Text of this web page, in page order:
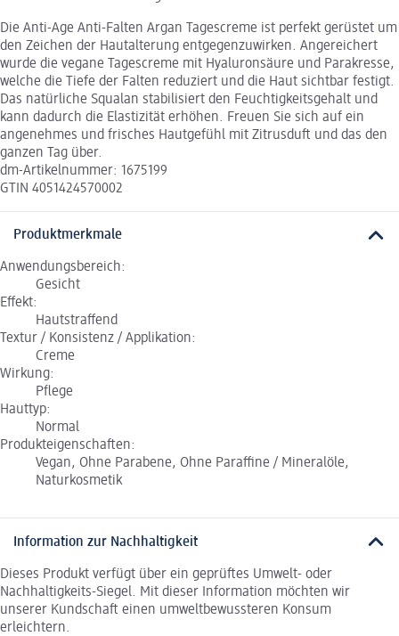
Die Anti-Age Anti-Falten Argan Tagescreme ist perfekt gerüstet um
den Zeichen der Hautalterung entgegenzuwirken. Angereichert
wurde die vegane Tagescreme mit Hyaluronsäure und Parakresse,
welche die Tiefe der Falten reduziert und die Haut sichtbar festigt.
Das natürliche Squalan stabilisiert den Feuchtigkeitsgehalt und
kann dadurch die Elastizität erhöhen. Freuen Sie sich auf ein
angenehmes und frisches Hautgefühl mit Zitrusduft und das den
ganzen Tag über.
dm-Artikelnummer: 1675199
GTIN 4051424570002
Produktmerkmale
Anwendungsbereich:
Gesicht
Effekt:
Hautstraffend
Textur / Konsistenz / Applikation:
Creme
Wirkung:
Pflege
Hauttyp:
Normal
Produkteigenschaften:
Vegan, Ohne Parabene, Ohne Paraffine / Mineralöle,
Naturkosmetik
Information zur Nachhaltigkeit
Dieses Produkt verfügt über ein geprüftes Umwelt- oder
Nachhaltigkeits-Siegel. Mit dieser Information möchten wir
unserer Kundschaft einen umweltbewussteren Konsum
erleichtern.